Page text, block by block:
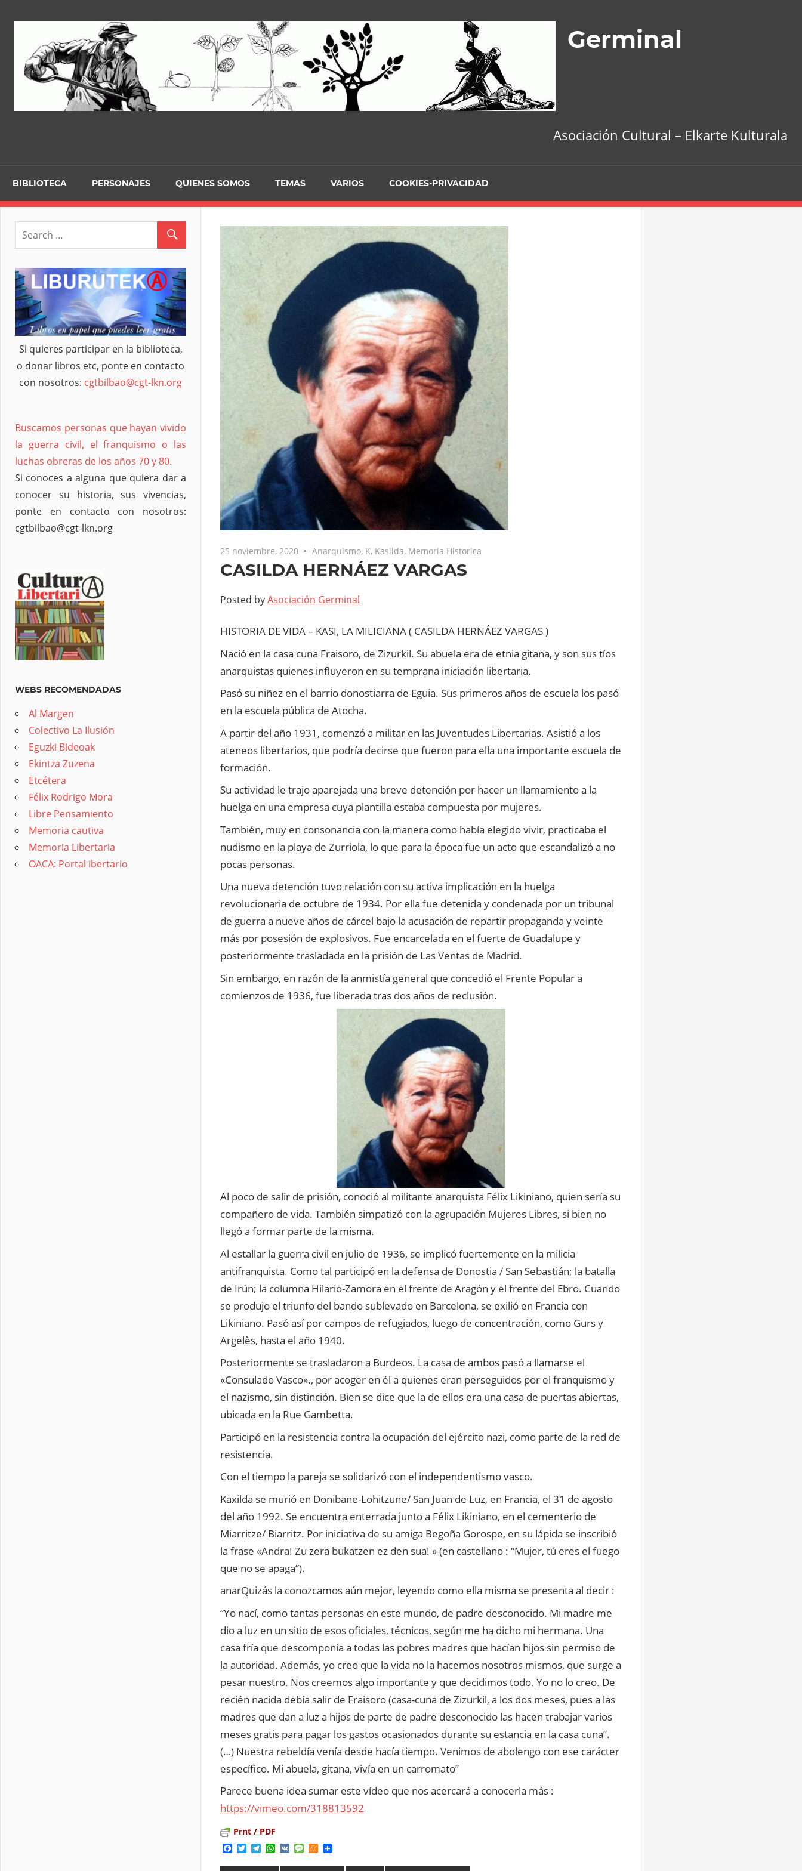
Germinal
Asociación Cultural – Elkarte Kulturala
BIBLIOTECA PERSONAJES QUIENES SOMOS TEMAS VARIOS COOKIES-PRIVACIDAD
25 noviembre, 2020 Anarquismo, K, Kasilda, Memoria Historica
CASILDA HERNÁEZ VARGAS
Posted byAsociación Germinal
HISTORIA DE VIDA – KASI, LA MILICIANA ( CASILDA HERNÁEZ VARGAS )
Nació en la casa cuna Fraisoro, de Zizurkil. Su abuela era de etnia gitana, y son sus tíos
anarquistas quienes influyeron en su temprana iniciación libertaria.
Pasó su niñez en el barrio donostiarra de Eguia. Sus primeros años de escuela los pasó
en la escuela pública de Atocha.
A partir del año 1931, comenzó a militar en las Juventudes Libertarias. Asistió a los
ateneos libertarios, que podría decirse que fueron para ella una importante escuela de
formación.
Su actividad le trajo aparejada una breve detención por hacer un llamamiento a la
huelga en una empresa cuya plantilla estaba compuesta por mujeres.
También, muy en consonancia con la manera como había elegido vivir, practicaba el
nudismo en la playa de Zurriola, lo que para la época fue un acto que escandalizó a no
pocas personas.
Una nueva detención tuvo relación con su activa implicación en la huelga
revolucionaria de octubre de 1934. Por ella fue detenida y condenada por un tribunal
de guerra a nueve años de cárcel bajo la acusación de repartir propaganda y veinte
más por posesión de explosivos. Fue encarcelada en el fuerte de Guadalupe y
posteriormente trasladada en la prisión de Las Ventas de Madrid.
Sin embargo, en razón de la anmistía general que concedió el Frente Popular a
comienzos de 1936, fue liberada tras dos años de reclusión.
Al poco de salir de prisión, conoció al militante anarquista Félix Likiniano, quien sería su
compañero de vida. También simpatizó con la agrupación Mujeres Libres, si bien no
llegó a formar parte de la misma.
Al estallar la guerra civil en julio de 1936, se implicó fuertemente en la milicia
antifranquista. Como tal participó en la defensa de Donostia / San Sebastián; la batalla
de Irún; la columna Hilario-Zamora en el frente de Aragón y el frente del Ebro. Cuando
se produjo el triunfo del bando sublevado en Barcelona, se exilió en Francia con
Likiniano. Pasó así por campos de refugiados, luego de concentración, como Gurs y
Argelès, hasta el año 1940.
Posteriormente se trasladaron a Burdeos. La casa de ambos pasó a llamarse el
«Consulado Vasco»., por acoger en él a quienes eran perseguidos por el franquismo y
el nazismo, sin distinción. Bien se dice que la de ellos era una casa de puertas abiertas,
ubicada en la Rue Gambetta.
Participó en la resistencia contra la ocupación del ejército nazi, como parte de la red de
resistencia.
Con el tiempo la pareja se solidarizó con el independentismo vasco.
Kaxilda se murió en Donibane-Lohitzune/ San Juan de Luz, en Francia, el 31 de agosto
del año 1992. Se encuentra enterrada junto a Félix Likiniano, en el cementerio de
Miarritze/ Biarritz. Por iniciativa de su amiga Begoña Gorospe, en su lápida se inscribió
la frase «Andra! Zu zera bukatzen ez den sua! » (en castellano : “Mujer, tú eres el fuego
que no se apaga”).
anarQuizás la conozcamos aún mejor, leyendo como ella misma se presenta al decir :
“Yo nací, como tantas personas en este mundo, de padre desconocido. Mi madre me
dio a luz en un sitio de esos oficiales, técnicos, según me ha dicho mi hermana. Una
casa fría que descomponía a todas las pobres madres que hacían hijos sin permiso de
la autoridad. Además, yo creo que la vida no la hacemos nosotros mismos, que surge a
pesar nuestro. Nos creemos algo importante y que decidimos todo. Yo no lo creo. De
recién nacida debía salir de Fraisoro (casa-cuna de Zizurkil, a los dos meses, pues a las
madres que dan a luz a hijos de parte de padre desconocido las hacen trabajar varios
meses gratis para pagar los gastos ocasionados durante su estancia en la casa cuna”.
(…) Nuestra rebeldía venía desde hacía tiempo. Venimos de abolengo con ese carácter
específico. Mi abuela, gitana, vivía en un carromato”
Parece buena idea sumar este vídeo que nos acercará a conocerla más :
https://vimeo.com/318813592
Prnt / PDF
Facebook
TwitterTelegram
WhatsApp
VK MessageMeneame
Si quieres participar en la biblioteca,
o donar libros etc, ponte en contacto
con nosotros: cgtbilbao@cgt-lkn.org
Buscamos personas que hayan vivido
la guerra civil, el franquismo o las
luchas obreras de los años 70 y 80.
Si conoces a alguna que quiera dar a
conocer su historia, sus vivencias,
ponte en contacto con nosotros:
cgtbilbao@cgt-lkn.org
WEBS RECOMENDADAS
Al Margen
Colectivo La Ilusión
Eguzki Bideoak
Ekintza Zuzena
Etcétera
Félix Rodrigo Mora
Libre Pensamiento
Memoria cautiva
Memoria Libertaria
OACA: Portal ibertario